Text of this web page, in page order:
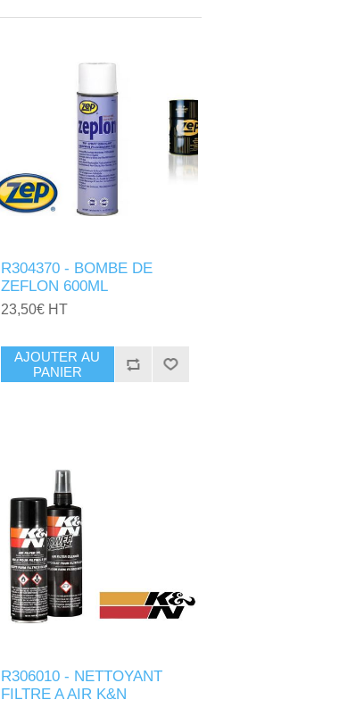
R304370 - BOMBE DE
ZEFLON 600ML
23,50€ HT
AJOUTER AU
PANIER
R306010 - NETTOYANT
FILTRE A AIR K&N